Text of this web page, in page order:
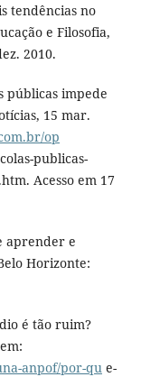
tendências no
e Filosofia,
2010.
públicas impede
15 mar.
op
publicas-
Acesso em 17
aprender e
Horizonte:
é tão ruim?
anpof/por-qu e-